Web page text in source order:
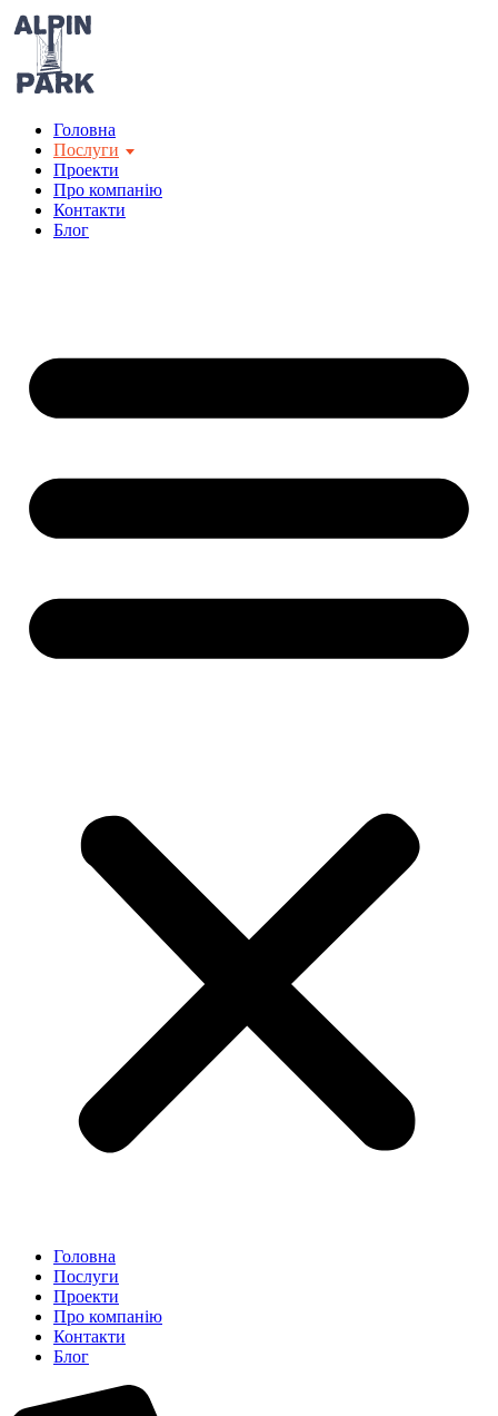
Перейти
до
вмісту
Головна
Послуги
Проекти
Про компанію
Контакти
Блог
Головна
Послуги
Проекти
Про компанію
Контакти
Блог